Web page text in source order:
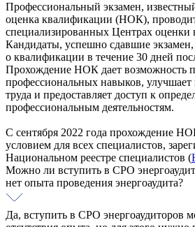
Профессиональный экзамен,
оценка квалификации (НОК),
специализированных Центрах
Кандидаты, успешно сдавшие
о квалификации в течение 30 дней
Прохождение НОК дает возможность
профессиональных навыков,
труда и предоставляет доступ к
профессиональным деятельностям.
С сентября 2022 года прохождение
условием для всех специалистов,
Национальном реестре специалистов (
Можно ли вступить в СРО
нет опыта проведения энергоаудита?
Да, вступить в СРО энергоаудиторов